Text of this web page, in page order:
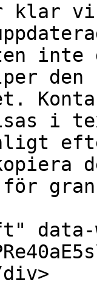
klar
inte
den
i
för
data-